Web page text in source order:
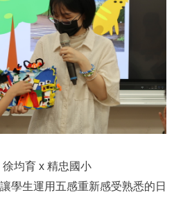
徐均育 x 精忠國小
學生運用五感重新感受熟悉的日